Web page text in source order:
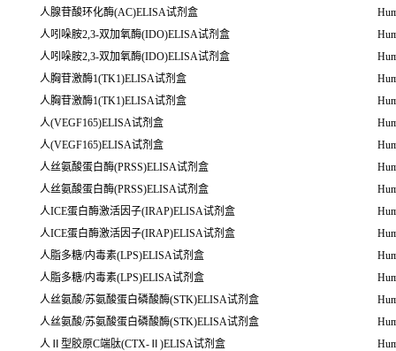
人腺苷酸环化酶(AC)ELISA试剂盒
人吲哚胺2,3-双加氧酶(IDO)ELISA试剂盒
人吲哚胺2,3-双加氧酶(IDO)ELISA试剂盒
人胸苷激酶1(TK1)ELISA试剂盒
人胸苷激酶1(TK1)ELISA试剂盒
人(VEGF165)ELISA试剂盒
人(VEGF165)ELISA试剂盒
人丝氨酸蛋白酶(PRSS)ELISA试剂盒
人丝氨酸蛋白酶(PRSS)ELISA试剂盒
人ICE蛋白酶激活因子(IRAP)ELISA试剂盒
人ICE蛋白酶激活因子(IRAP)ELISA试剂盒
人脂多糖/内毒素(LPS)ELISA试剂盒
人脂多糖/内毒素(LPS)ELISA试剂盒
人丝氨酸/苏氨酸蛋白磷酸酶(STK)ELISA试剂盒
人丝氨酸/苏氨酸蛋白磷酸酶(STK)ELISA试剂盒
人Ⅱ型胶原C端肽(CTX-Ⅱ)ELISA试剂盒